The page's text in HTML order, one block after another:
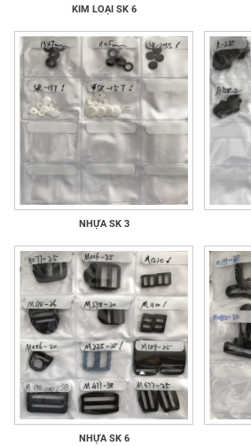
KIM LOẠI SK 6
NHỰA SK 3
NHỰA SK 6